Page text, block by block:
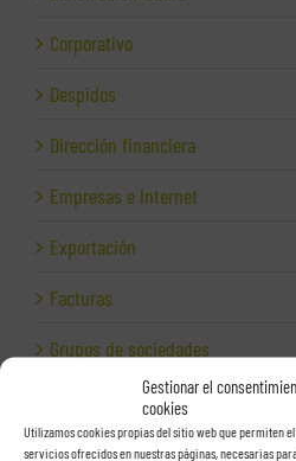
Gestionar el
cookies
Utilizamos cookies propias del sitio web que permiten
servicios ofrecidos en nuestras páginas, necesarias
Corporativo
Despidos
Dirección financiera
Empresas e Internet
Exportación
Facturas
Grupos de sociedades
Herencias